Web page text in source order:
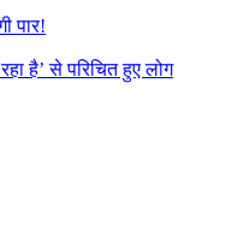
पार!
है’ से परिचित हुए लोग